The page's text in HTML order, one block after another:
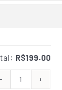
R$199.00
Guirlanda